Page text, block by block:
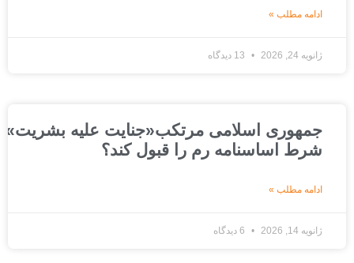
ادامه مطلب »
ژانویه 24, 2026 13 دیدگاه
جمهوری اسلامی مرتکب«جنایت علیه بشریت»شده
شرط اساسنامه رم را قبول کند؟
ادامه مطلب »
ژانویه 14, 2026 6 دیدگاه